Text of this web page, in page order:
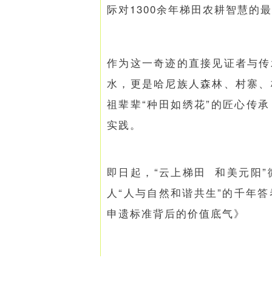
际对1300余年梯田农耕智慧的
作为这一奇迹的直接见证者与
水，更是哈尼族人森林、村寨
祖辈辈“种田如绣花”的匠心传
实践。
即日起，“云上梯田 和美元阳”
人“人与自然和谐共生”的千年
申遗标准背后的价值底气》